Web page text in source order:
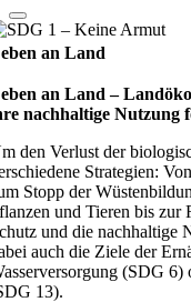
an Land
an Land –
nach­hal­tige Nut­zung
den Verlust der
Strategien:
Stopp der
und Tieren bis zur
und die nachhaltige
auch die Ziele der
(SDG
13).